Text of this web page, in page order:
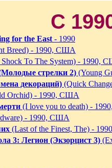
C
for the East - 1990
Breed) - 1990, США
To The System) - 1990,
стрелки 2) (Young
декораций) (Quick
Orchid) - 1990, США
(I love you to death) -
- 1990, США
(Last of the Finest, The) -
3: Легион (Экзорцист 3)